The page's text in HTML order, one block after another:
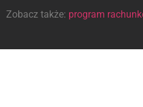
Zobacz także: program